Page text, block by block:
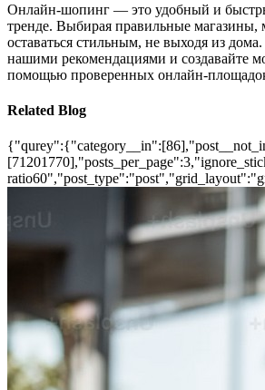
Онлайн-шопинг — это удобный и
тренде. Выбирая правильные магазины,
оставаться стильным, не выходя из
нашими рекомендациями и создавайте
помощью проверенных онлайн-
Related Blog